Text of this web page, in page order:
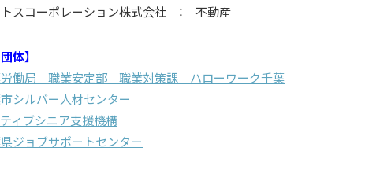
トスコーポレーション株式会社 ： 不動産
体】
働局 職業安定部 職業対策課 ハローワーク千葉
シルバー人材センター
ィブシニア支援機構
ジョブサポートセンター